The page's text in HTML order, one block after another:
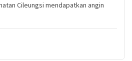
Cileungsi mendapatkan angin